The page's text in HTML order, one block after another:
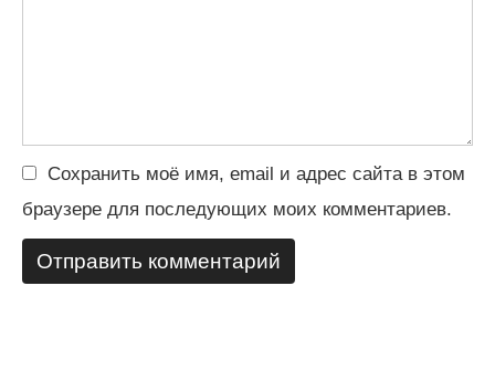
Сохранить моё имя, email и адрес сайта в этом
браузере для последующих моих комментариев.